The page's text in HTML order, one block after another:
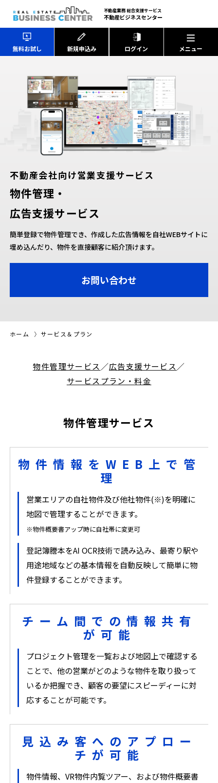
不動産業務 総合支援サービス
不動産ビジネスセンター
無料お試し 新規申込み ログイン
不動産会社向け営業支援サービス
物件管理・
広告支援サービス
簡単登録で物件管理でき、作成した広告情報を自社WEBサイトに
埋め込んだり、物件を直接顧客に紹介頂けます。
お問い合わせ
ホーム サービス＆プラン
物件管理サービス／広告支援サービス／
サービスプラン・料金
物件管理サービス
物件情報をWEB上で管
理
営業エリアの自社物件及び他社物件(※)を明確に
地図で管理することができます。
※物件概要書アップ時に自社帯に変更可
登記簿謄本をAI OCR技術で読み込み、最寄り駅や
用途地域などの基本情報を自動反映して簡単に物
件登録することができます。
チーム間での情報共有
が可能
プロジェクト管理を一覧および地図上で確認する
ことで、他の営業がどのような物件を取り扱って
いるか把握でき、顧客の要望にスピーディーに対
応することが可能です。
見込み客へのアプロー
チが可能
物件情報、VR物件内覧ツアー、および物件概要書